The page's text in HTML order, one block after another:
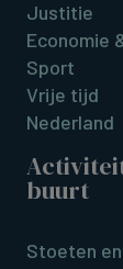
Justitie
Economie
Sport
Vrije tijd
Nederland
buurt
Stoeten en